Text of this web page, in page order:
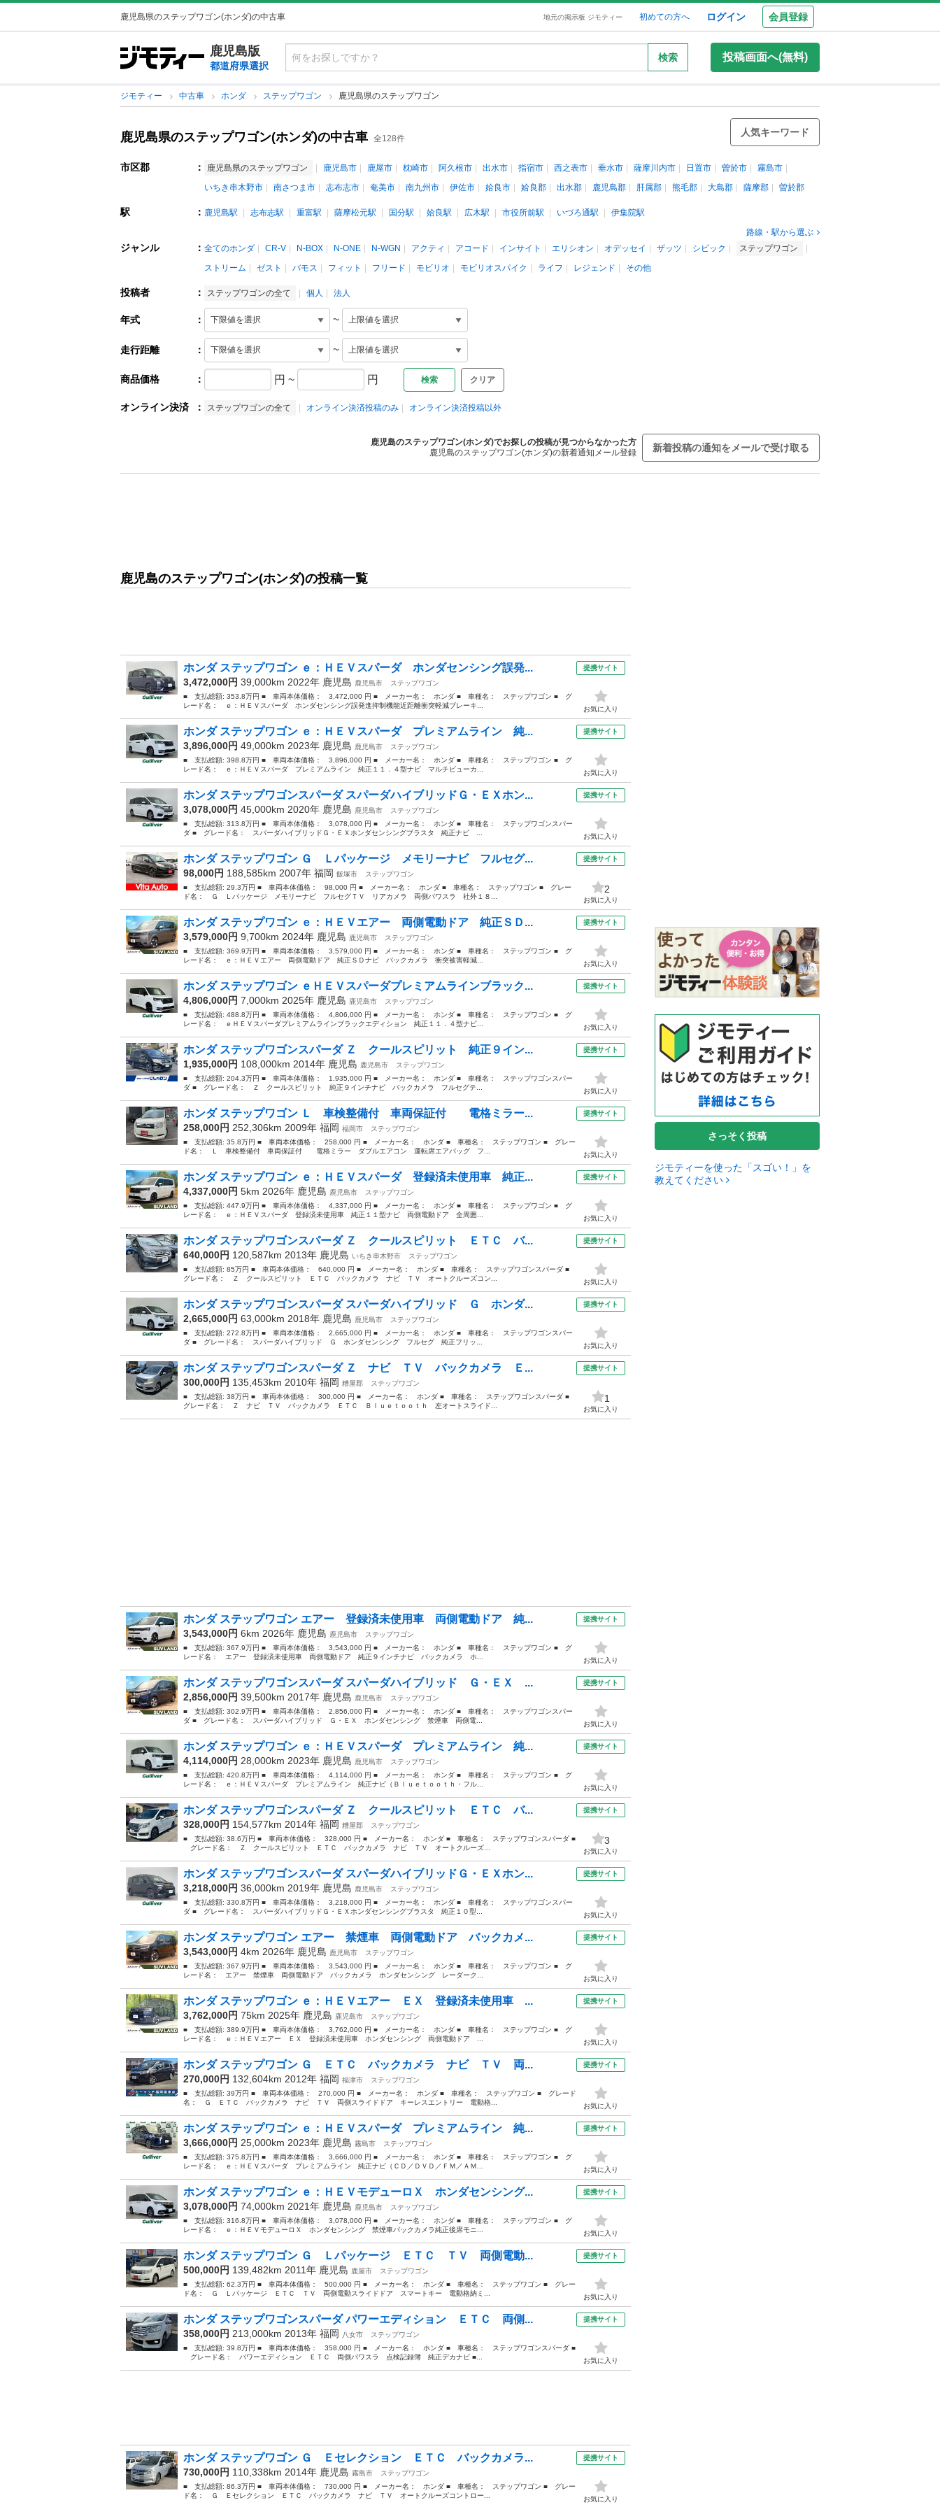
鹿児島県のステップワゴン(ホンダ)の中古車 地元の掲示板 ジモティー 初めての方へ ログイン 会員登録
鹿児島版
都道府県選択
検索 投稿画面へ(無料)
ジモティー 中古車 ホンダ ステップワゴン 鹿児島県のステップワゴン
鹿児島県のステップワゴン(ホンダ)の中古車 全128件
人気キーワード
市区郡 ： 鹿児島県のステップワゴン 鹿児島市 鹿屋市 枕崎市 阿久根市 出水市 指宿市 西之表市 垂水市 薩摩川内市 日置市 曽於市
霧島市
いちき串木野市
南さつま市 志布志市 奄美市 南九州市 伊佐市 姶良市 姶良郡 出水郡 鹿児島郡 肝属郡 熊毛郡 大島郡 薩摩郡 曽於郡
駅 ： 鹿児島駅 志布志駅 重富駅 薩摩松元駅 国分駅 姶良駅 広木駅 市役所前駅 いづろ通駅
伊集院駅
路線・駅から選ぶ
ジャンル ： 全てのホンダ CR-V N-BOX N-ONE N-WGN アクティ アコード インサイト エリシオン オデッセイ ザッツ シビック
ステップワゴン
ストリーム
ゼスト バモス フィット フリード モビリオ モビリオスパイク ライフ レジェンド その他
投稿者 ： ステップワゴンの全て 個人 法人
年式 ： ~
走行距離 ： ~
商品価格 ： 円 ~ 円 クリア
オンライン決済 ： ステップワゴンの全て オンライン決済投稿のみ オンライン決済投稿以外
鹿児島のステップワゴン(ホンダ)でお探しの投稿が見つからなかった方
鹿児島のステップワゴン(ホンダ)の新着通知メール登録
新着投稿の通知をメールで受け取る
鹿児島のステップワゴン(ホンダ)の投稿一覧
ホンダ ステップワゴン ｅ：ＨＥＶスパーダ ホンダセンシング誤発...
3,472,000円 39,000km 2022年 鹿児島 鹿児島市
ステップワゴン
■ 支払総額: 353.8万円 ■ 車両本体価格： 3,472,000 円 ■ メーカー名： ホンダ ■ 車種名： ステップワゴン ■ グ
レード名： ｅ：ＨＥＶスパーダ ホンダセンシング誤発進抑制機能近距離衝突軽減ブレーキ...
提携サイト
お気に入り
ホンダ ステップワゴン ｅ：ＨＥＶスパーダ プレミアムライン 純...
3,896,000円 49,000km 2023年 鹿児島 鹿児島市
ステップワゴン
■ 支払総額: 398.8万円 ■ 車両本体価格： 3,896,000 円 ■ メーカー名： ホンダ ■ 車種名： ステップワゴン ■ グ
レード名： ｅ：ＨＥＶスパーダ プレミアムライン 純正１１．４型ナビ マルチビューカ...
提携サイト
お気に入り
ホンダ ステップワゴンスパーダ スパーダハイブリッドＧ・ＥＸホン...
3,078,000円 45,000km 2020年 鹿児島 鹿児島市
ステップワゴン
■ 支払総額: 313.8万円 ■ 車両本体価格： 3,078,000 円 ■ メーカー名： ホンダ ■ 車種名： ステップワゴンスパー
ダ ■ グレード名： スパーダハイブリッドＧ・ＥＸホンダセンシングブラスタ 純正ナビ ...
提携サイト
お気に入り
ホンダ ステップワゴン Ｇ Ｌパッケージ メモリーナビ フルセグ...
98,000円 188,585km 2007年 福岡 飯塚市
ステップワゴン
■ 支払総額: 29.3万円 ■ 車両本体価格： 98,000 円 ■ メーカー名： ホンダ ■ 車種名： ステップワゴン ■ グレー
ド名： Ｇ Ｌパッケージ メモリーナビ フルセグＴＶ リアカメラ 両側パワスラ 社外１８...
提携サイト
2
お気に入り
ホンダ ステップワゴン ｅ：ＨＥＶエアー 両側電動ドア 純正ＳＤ...
3,579,000円 9,700km 2024年 鹿児島 鹿児島市
ステップワゴン
■ 支払総額: 369.9万円 ■ 車両本体価格： 3,579,000 円 ■ メーカー名： ホンダ ■ 車種名： ステップワゴン ■ グ
レード名： ｅ：ＨＥＶエアー 両側電動ドア 純正ＳＤナビ バックカメラ 衝突被害軽減...
提携サイト
お気に入り
ホンダ ステップワゴン ｅＨＥＶスパーダプレミアムラインブラック...
4,806,000円 7,000km 2025年 鹿児島 鹿児島市
ステップワゴン
■ 支払総額: 488.8万円 ■ 車両本体価格： 4,806,000 円 ■ メーカー名： ホンダ ■ 車種名： ステップワゴン ■ グ
レード名： ｅＨＥＶスパーダプレミアムラインブラックエディション 純正１１．４型ナビ...
提携サイト
お気に入り
ホンダ ステップワゴンスパーダ Ｚ クールスピリット 純正９イン...
1,935,000円 108,000km 2014年 鹿児島 鹿児島市
ステップワゴン
■ 支払総額: 204.3万円 ■ 車両本体価格： 1,935,000 円 ■ メーカー名： ホンダ ■ 車種名： ステップワゴンスパー
ダ ■ グレード名： Ｚ クールスピリット 純正９インチナビ バックカメラ フルセグテ...
提携サイト
お気に入り
ホンダ ステップワゴン Ｌ 車検整備付 車両保証付 電格ミラー...
258,000円 252,306km 2009年 福岡 福岡市
ステップワゴン
■ 支払総額: 35.8万円 ■ 車両本体価格： 258,000 円 ■ メーカー名： ホンダ ■ 車種名： ステップワゴン ■ グレー
ド名： Ｌ 車検整備付 車両保証付 電格ミラー ダブルエアコン 運転席エアバッグ フ...
提携サイト
お気に入り
ホンダ ステップワゴン ｅ：ＨＥＶスパーダ 登録済未使用車 純正...
4,337,000円 5km 2026年 鹿児島 鹿児島市
ステップワゴン
■ 支払総額: 447.9万円 ■ 車両本体価格： 4,337,000 円 ■ メーカー名： ホンダ ■ 車種名： ステップワゴン ■ グ
レード名： ｅ：ＨＥＶスパーダ 登録済未使用車 純正１１型ナビ 両側電動ドア 全周囲...
提携サイト
お気に入り
ホンダ ステップワゴンスパーダ Ｚ クールスピリット ＥＴＣ バ...
640,000円 120,587km 2013年 鹿児島 いちき串木野市
ステップワゴン
■ 支払総額: 85万円 ■ 車両本体価格： 640,000 円 ■ メーカー名： ホンダ ■ 車種名： ステップワゴンスパーダ ■
グレード名： Ｚ クールスピリット ＥＴＣ バックカメラ ナビ ＴＶ オートクルーズコン...
提携サイト
お気に入り
ホンダ ステップワゴンスパーダ スパーダハイブリッド Ｇ ホンダ...
2,665,000円 63,000km 2018年 鹿児島 鹿児島市
ステップワゴン
■ 支払総額: 272.8万円 ■ 車両本体価格： 2,665,000 円 ■ メーカー名： ホンダ ■ 車種名： ステップワゴンスパー
ダ ■ グレード名： スパーダハイブリッド Ｇ ホンダセンシング フルセグ 純正フリッ...
提携サイト
お気に入り
ホンダ ステップワゴンスパーダ Ｚ ナビ ＴＶ バックカメラ Ｅ...
300,000円 135,453km 2010年 福岡 糟屋郡
ステップワゴン
■ 支払総額: 38万円 ■ 車両本体価格： 300,000 円 ■ メーカー名： ホンダ ■ 車種名： ステップワゴンスパーダ ■
グレード名： Ｚ ナビ ＴＶ バックカメラ ＥＴＣ Ｂｌｕｅｔｏｏｔｈ 左オートスライド...
提携サイト
1
お気に入り
ホンダ ステップワゴン エアー 登録済未使用車 両側電動ドア 純...
3,543,000円 6km 2026年 鹿児島 鹿児島市
ステップワゴン
■ 支払総額: 367.9万円 ■ 車両本体価格： 3,543,000 円 ■ メーカー名： ホンダ ■ 車種名： ステップワゴン ■ グ
レード名： エアー 登録済未使用車 両側電動ドア 純正９インチナビ バックカメラ ホ...
提携サイト
お気に入り
ホンダ ステップワゴンスパーダ スパーダハイブリッド Ｇ・ＥＸ ...
2,856,000円 39,500km 2017年 鹿児島 鹿児島市
ステップワゴン
■ 支払総額: 302.9万円 ■ 車両本体価格： 2,856,000 円 ■ メーカー名： ホンダ ■ 車種名： ステップワゴンスパー
ダ ■ グレード名： スパーダハイブリッド Ｇ・ＥＸ ホンダセンシング 禁煙車 両側電...
提携サイト
お気に入り
ホンダ ステップワゴン ｅ：ＨＥＶスパーダ プレミアムライン 純...
4,114,000円 28,000km 2023年 鹿児島 鹿児島市
ステップワゴン
■ 支払総額: 420.8万円 ■ 車両本体価格： 4,114,000 円 ■ メーカー名： ホンダ ■ 車種名： ステップワゴン ■ グ
レード名： ｅ：ＨＥＶスパーダ プレミアムライン 純正ナビ（Ｂｌｕｅｔｏｏｔｈ・フル...
提携サイト
お気に入り
ホンダ ステップワゴンスパーダ Ｚ クールスピリット ＥＴＣ バ...
328,000円 154,577km 2014年 福岡 糟屋郡
ステップワゴン
■ 支払総額: 38.6万円 ■ 車両本体価格： 328,000 円 ■ メーカー名： ホンダ ■ 車種名： ステップワゴンスパーダ ■
グレード名： Ｚ クールスピリット ＥＴＣ バックカメラ ナビ ＴＶ オートクルーズ...
提携サイト
3
お気に入り
ホンダ ステップワゴンスパーダ スパーダハイブリッドＧ・ＥＸホン...
3,218,000円 36,000km 2019年 鹿児島 鹿児島市
ステップワゴン
■ 支払総額: 330.8万円 ■ 車両本体価格： 3,218,000 円 ■ メーカー名： ホンダ ■ 車種名： ステップワゴンスパー
ダ ■ グレード名： スパーダハイブリッドＧ・ＥＸホンダセンシングブラスタ 純正１０型...
提携サイト
お気に入り
ホンダ ステップワゴン エアー 禁煙車 両側電動ドア バックカメ...
3,543,000円 4km 2026年 鹿児島 鹿児島市
ステップワゴン
■ 支払総額: 367.9万円 ■ 車両本体価格： 3,543,000 円 ■ メーカー名： ホンダ ■ 車種名： ステップワゴン ■ グ
レード名： エアー 禁煙車 両側電動ドア バックカメラ ホンダセンシング レーダーク...
提携サイト
お気に入り
ホンダ ステップワゴン ｅ：ＨＥＶエアー ＥＸ 登録済未使用車 ...
3,762,000円 75km 2025年 鹿児島 鹿児島市
ステップワゴン
■ 支払総額: 389.9万円 ■ 車両本体価格： 3,762,000 円 ■ メーカー名： ホンダ ■ 車種名： ステップワゴン ■ グ
レード名： ｅ：ＨＥＶエアー ＥＸ 登録済未使用車 ホンダセンシング 両側電動ドア ...
提携サイト
お気に入り
ホンダ ステップワゴン Ｇ ＥＴＣ バックカメラ ナビ ＴＶ 両...
270,000円 132,604km 2012年 福岡 福津市
ステップワゴン
■ 支払総額: 39万円 ■ 車両本体価格： 270,000 円 ■ メーカー名： ホンダ ■ 車種名： ステップワゴン ■ グレード
名： Ｇ ＥＴＣ バックカメラ ナビ ＴＶ 両側スライドドア キーレスエントリー 電動格...
提携サイト
お気に入り
ホンダ ステップワゴン ｅ：ＨＥＶスパーダ プレミアムライン 純...
3,666,000円 25,000km 2023年 鹿児島 霧島市
ステップワゴン
■ 支払総額: 375.8万円 ■ 車両本体価格： 3,666,000 円 ■ メーカー名： ホンダ ■ 車種名： ステップワゴン ■ グ
レード名： ｅ：ＨＥＶスパーダ プレミアムライン 純正ナビ（ＣＤ／ＤＶＤ／ＦＭ／ＡＭ...
提携サイト
お気に入り
ホンダ ステップワゴン ｅ：ＨＥＶモデューロＸ ホンダセンシング...
3,078,000円 74,000km 2021年 鹿児島 鹿児島市
ステップワゴン
■ 支払総額: 316.8万円 ■ 車両本体価格： 3,078,000 円 ■ メーカー名： ホンダ ■ 車種名： ステップワゴン ■ グ
レード名： ｅ：ＨＥＶモデューロＸ ホンダセンシング 禁煙車バックカメラ純正後席モニ...
提携サイト
お気に入り
ホンダ ステップワゴン Ｇ Ｌパッケージ ＥＴＣ ＴＶ 両側電動...
500,000円 139,482km 2011年 鹿児島 鹿屋市
ステップワゴン
■ 支払総額: 62.3万円 ■ 車両本体価格： 500,000 円 ■ メーカー名： ホンダ ■ 車種名： ステップワゴン ■ グレー
ド名： Ｇ Ｌパッケージ ＥＴＣ ＴＶ 両側電動スライドドア スマートキー 電動格納ミ...
提携サイト
お気に入り
ホンダ ステップワゴンスパーダ パワーエディション ＥＴＣ 両側...
358,000円 213,000km 2013年 福岡 八女市
ステップワゴン
■ 支払総額: 39.8万円 ■ 車両本体価格： 358,000 円 ■ メーカー名： ホンダ ■ 車種名： ステップワゴンスパーダ ■
グレード名： パワーエディション ＥＴＣ 両側パワスラ 点検記録簿 純正デカナビ ■...
提携サイト
お気に入り
ホンダ ステップワゴン Ｇ Ｅセレクション ＥＴＣ バックカメラ...
730,000円 110,338km 2014年 鹿児島 霧島市
ステップワゴン
■ 支払総額: 86.3万円 ■ 車両本体価格： 730,000 円 ■ メーカー名： ホンダ ■ 車種名： ステップワゴン ■ グレー
ド名： Ｇ Ｅセレクション ＥＴＣ バックカメラ ナビ ＴＶ オートクルーズコントロー...
提携サイト
お気に入り
さっそく投稿
ジモティーを使った「スゴい！」を
教えてください